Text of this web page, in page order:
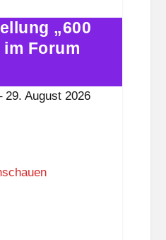
„600
Forum
29. August 2026